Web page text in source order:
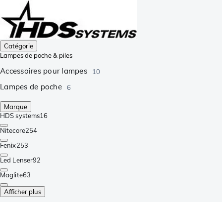
Catégorie
Lampes de poche & piles
Accessoires pour lampes 10
Lampes de poche 6
Marque
HDS systems16
Nitecore254
Fenix253
Led Lenser92
Maglite63
Afficher plus